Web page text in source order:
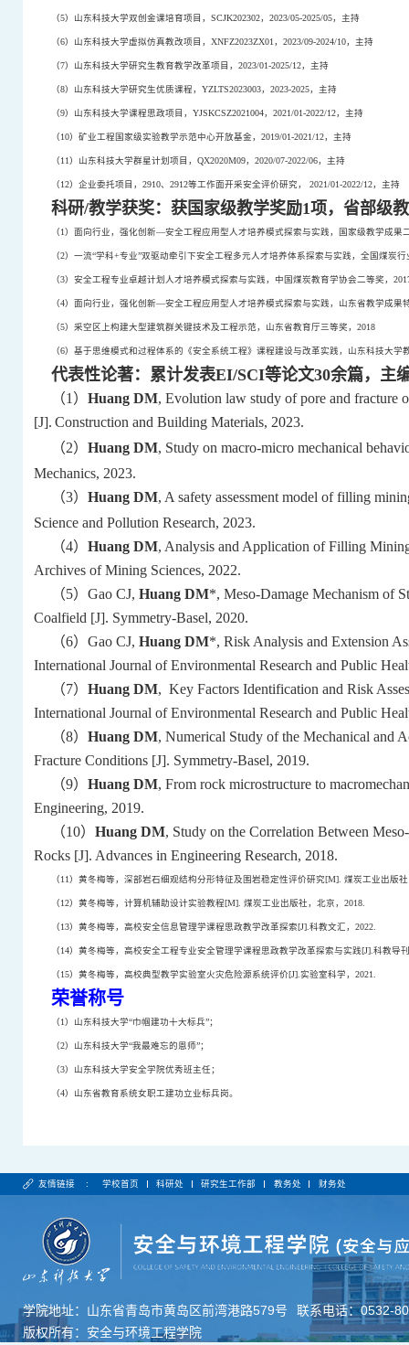
（5）山东科技大学双创金课培育项目， SCJK202302， 2023/05-2025/05，主持
（6）山东科技大学虚拟仿真教改项目， XNFZ2023ZX01 ， 2023/09-2024/10，主持
（7）山东科技大学研究生教育教学改革项目， 2023/01-2025/12，主持
（8）山东科技大学研究生优质课程， YZLTS2023003， 2023-2025，主持
（9）山东科技大学课程思政项目， YJSKCSZ2021004， 2021/01-2022/12，主持
（10）矿业工程国家级实验教学示范中心开放基金， 2019/01-2021/12，主持
（11）山东科技大学群星计划项目， QX2020M09， 2020/07-2022/06，主持
（12）企业委托项目， 2910、 2912等工作面开采安全评价研究， 2021/01-2022/12，主持
科研/教学获奖：获国家级教学奖励1项，省部级
（1）面向行业，强化创新—安全工程应用型人才培养模式探索与实践，国家级教学成果
（2）一流“学科+专业”双驱动牵引下安全工程多元人才培养体系探索与实践，全国煤炭
（3）安全工程专业卓越计划人才培养模式探索与实践，中国煤炭教育学协会二等奖，
（4）面向行业，强化创新—安全工程应用型人才培养模式探索与实践，山东省教学成果
（5）采空区上构建大型建筑群关键技术及工程示范，山东省教育厅三等奖， 2018
（6）基于思维模式和过程体系的《安全系统工程》课程建设与改革实践，山东科技大学
代表性论著：累计发表EI/SCI等论文30余篇，主
（1 ） Huang DM, Evolution law study of pore and fracture
[J]. Construction and Building Materials, 2023.
（2） Huang DM, Study on macro-micro mechanical
Mechanics, 2023.
（3） Huang DM, A safety assessment model of filling
Science and Pollution Research, 2023.
（4） Huang DM, Analysis and Application of Filling
Archives of Mining Sciences, 2022.
（5） Gao CJ, Huang DM*, Meso-Damage Mechanism of
Coalfield [J]. Symmetry-Basel, 2020.
（6） Gao CJ, Huang DM*, Risk Analysis and Extension
International Journal of Environmental Research and Public
（7） Huang DM, Key Factors Identification and Risk
International Journal of Environmental Research and Public
（8） Huang DM, Numerical Study of the Mechanical and
Fracture Conditions [J]. Symmetry-Basel, 2019.
（9） Huang DM, From rock microstructure to
Engineering, 2019.
（10） Huang DM, Study on the Correlation Between
Rocks [J]. Advances in Engineering Research, 2018.
（11）黄冬梅等，深部岩石细观结构分形特征及围岩稳定性评价研究[M]. 煤炭工业出版
（12）黄冬梅等，计算机辅助设计实验教程[M]. 煤炭工业出版社，北京， 2018.
（13）黄冬梅等，高校安全信息管理学课程思政教学改革探索[J]. 科教文汇， 2022.
（14）黄冬梅等，高校安全工程专业安全管理学课程思政教学改革探索与实践[J]. 科教导
（15）黄冬梅等，高校典型教学实验室火灾危险源系统评价[J]. 实验室科学， 2021.
荣誉称号
（1）山东科技大学“巾帼建功十大标兵”；
（2）山东科技大学“我最难忘的恩师”；
（3）山东科技大学安全学院优秀班主任；
（4）山东省教育系统女职工建功立业标兵岗。
友情链接 : 学校首页 科研处 研究生工作部 教务处 财务处
学院地址：山东省青岛市黄岛区前湾港路579号
联系电话：0532-
版权所有：安全与环境工程学院